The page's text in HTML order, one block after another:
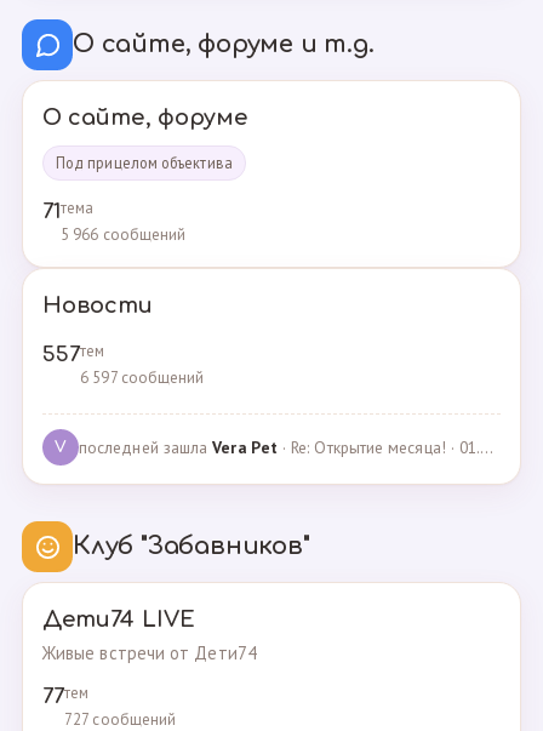
О сайте, форуме и т.д.
О сайте, форуме
Под прицелом объектива
71тема
5 966 сообщений
Новости
557тем
6 597 сообщений
V последней зашлаVera Pet · Re: Открытие месяца! · 01.04.2021
Клуб "Забавников"
Дети74 LIVE
Живые встречи от Дети74
77тем
727 сообщений